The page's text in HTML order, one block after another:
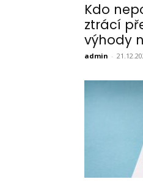
Kdo
ztrácí
výhody
admin -